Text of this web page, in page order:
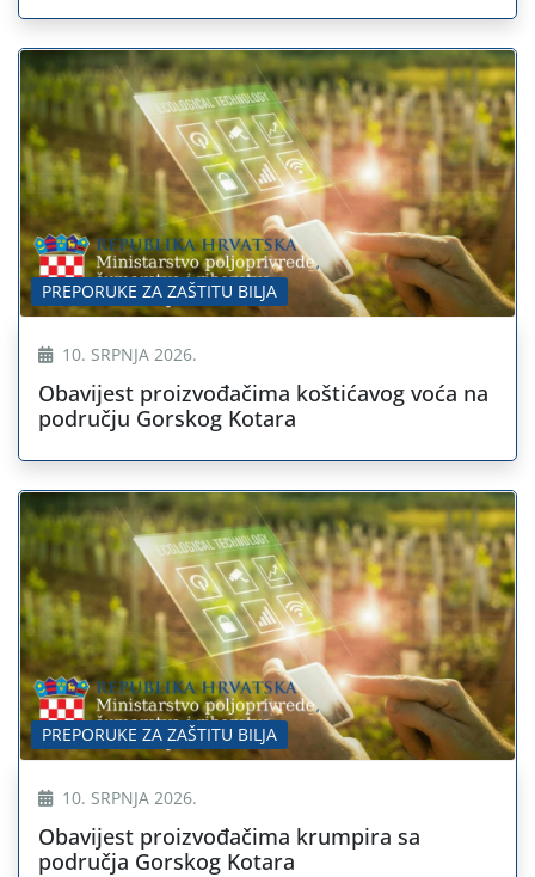
PREPORUKE ZA ZAŠTITU BILJA
10. SRPNJA 2026.
Obavijest proizvođačima koštićavog voća na
području Gorskog Kotara
PREPORUKE ZA ZAŠTITU BILJA
10. SRPNJA 2026.
Obavijest proizvođačima krumpira sa
područja Gorskog Kotara